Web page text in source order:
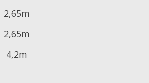
2,65m
2,65m
4,2m